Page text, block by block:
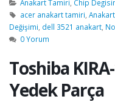
Anakart Tamiri Chip
acer anakart tamiri Anakart,
Değişimi dell 3521 anakart
0 Yorum
Toshiba
Yedek Parça